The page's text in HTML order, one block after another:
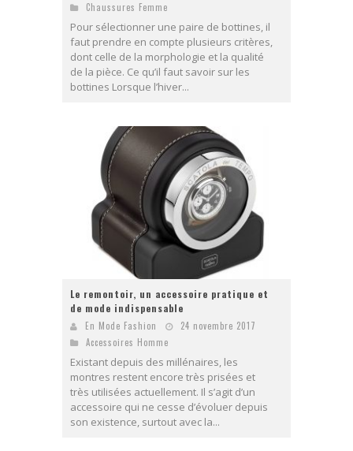
Chaussures Femme
Pour sélectionner une paire de bottines, il
faut prendre en compte plusieurs critères,
dont celle de la morphologie et la qualité
de la pièce. Ce qu’il faut savoir sur les
bottines Lorsque l’hiver...
Le remontoir, un accessoire pratique et
de mode indispensable
En Mode Fashion
24 novembre 2017
Accessoires Homme
Existant depuis des millénaires, les
montres restent encore très prisées et
très utilisées actuellement. Il s’agit d’un
accessoire qui ne cesse d’évoluer depuis
son existence, surtout avec la...